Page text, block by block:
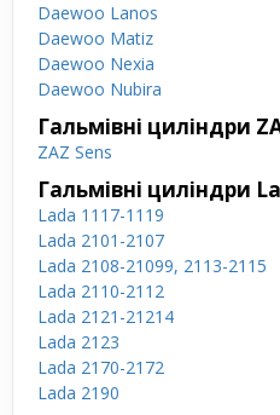
Daewoo Lanos
Daewoo Matiz
Daewoo Nexia
Daewoo Nubira
Гальмівні циліндри
ZAZ Sens
Гальмівні циліндри
Lada 1117-1119
Lada 2101-2107
Lada 2108-21099, 2113-2115
Lada 2110-2112
Lada 2121-21214
Lada 2123
Lada 2170-2172
Lada 2190